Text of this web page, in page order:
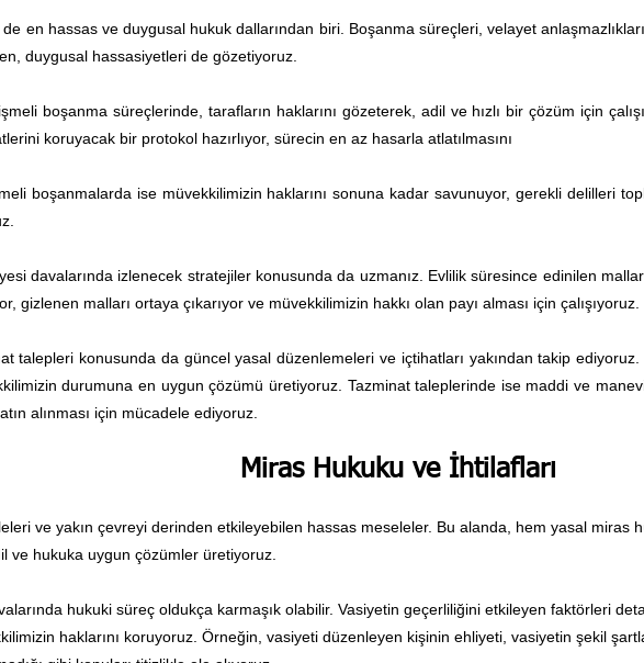
en hassas ve duygusal hukuk dallarından biri. Boşanma süreçleri, velayet
duygusal hassasiyetleri de gözetiyoruz.
boşanma süreçlerinde, tarafların haklarını gözeterek, adil ve hızlı bir çözüm için
koruyacak bir protokol hazırlıyor, sürecin en az hasarla atlatılmasını
boşanmalarda ise müvekkilimizin haklarını sonuna kadar savunuyor, gerekli delilleri
davalarında izlenecek stratejiler konusunda da uzmanız. Evlilik süresince edinilen
gizlenen malları ortaya çıkarıyor ve müvekkilimizin hakkı olan payı alması için çalışıyoruz.
talepleri konusunda da güncel yasal düzenlemeleri ve içtihatları yakından takip ediyoruz.
durumuna en uygun çözümü üretiyoruz. Tazminat taleplerinde ise maddi ve manevi
alınması için mücadele ediyoruz.
Miras Hukuku ve İhtilafları
ve yakın çevreyi derinden etkileyebilen hassas meseleler. Bu alanda, hem yasal miras
ve hukuka uygun çözümler üretiyoruz.
hukuki süreç oldukça karmaşık olabilir. Vasiyetin geçerliliğini etkileyen faktörleri
haklarını koruyoruz. Örneğin, vasiyeti düzenleyen kişinin ehliyeti, vasiyetin şekil